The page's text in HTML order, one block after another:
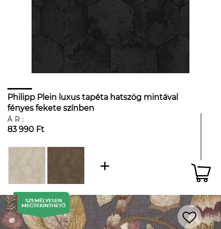
Philipp Plein luxus tapéta hatszög mintával
fényes fekete színben
ÁR:
83 990 Ft